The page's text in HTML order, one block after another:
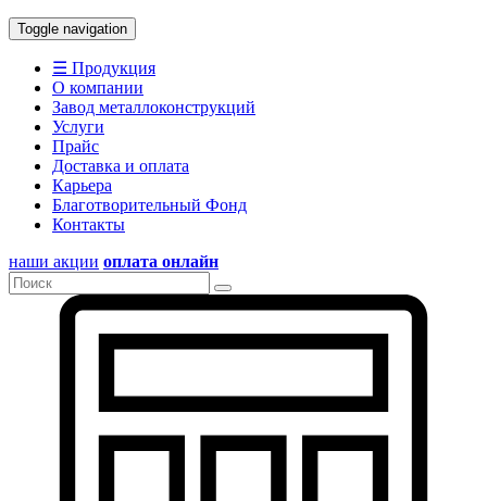
Toggle navigation
☰ Продукция
О компании
Завод металлоконструкций
Услуги
Прайс
Доставка и оплата
Карьера
Благотворительный Фонд
Контакты
наши акции оплата онлайн